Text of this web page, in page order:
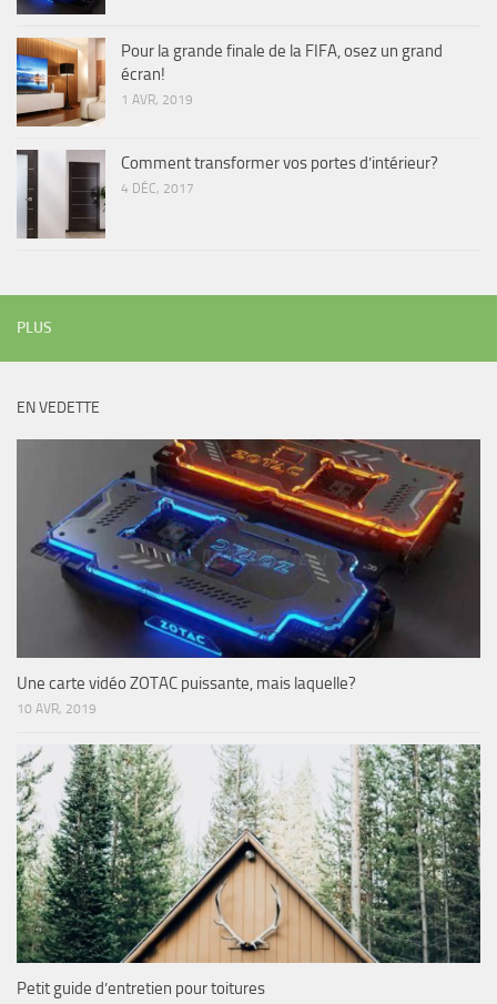
Pour la grande finale de la FIFA, osez un grand
écran!
1 AVR, 2019
Comment transformer vos portes d’intérieur?
4 DÉC, 2017
PLUS
EN VEDETTE
Une carte vidéo ZOTAC puissante, mais laquelle?
10 AVR, 2019
Petit guide d’entretien pour toitures